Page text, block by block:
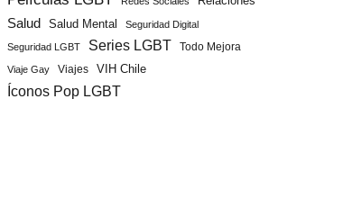
Salud Salud Mental Seguridad Digital
Seguridad LGBT Series LGBT Todo Mejora
Viaje Gay Viajes VIH Chile
Íconos Pop LGBT